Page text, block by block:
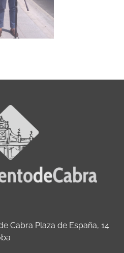
Cabra Plaza de España, 14